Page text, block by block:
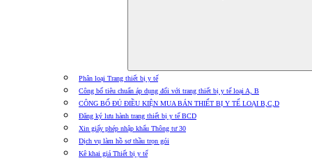
Phân loại Trang thiết bị y tế
Công bố tiêu chuẩn áp dụng đối với trang thiết bị y tế loại A, B
CÔNG BỐ ĐỦ ĐIỀU KIỆN MUA BÁN THIẾT BỊ Y TẾ LOẠI B,C,D
Đăng ký lưu hành trang thiết bị y tế BCD
Xin giấy phép nhập khẩu Thông tư 30
Dịch vụ làm hồ sơ thầu trọn gói
Kê khai giá Thiết bị y tế